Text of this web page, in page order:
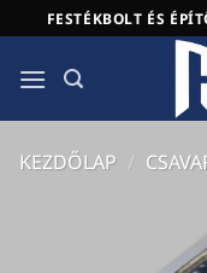
to
content
FESTÉKBOLT ÉS
KEZDŐLAP /